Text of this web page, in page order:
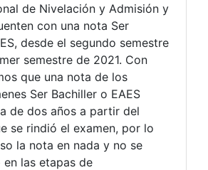
de Nivelación y Admisión y
con una nota Ser
desde el segundo semestre
semestre de 2021. Con
que una nota de los
Ser Bachiller o EAES
de dos años a partir del
se rindió el examen, por lo
la nota en nada y no se
las etapas de